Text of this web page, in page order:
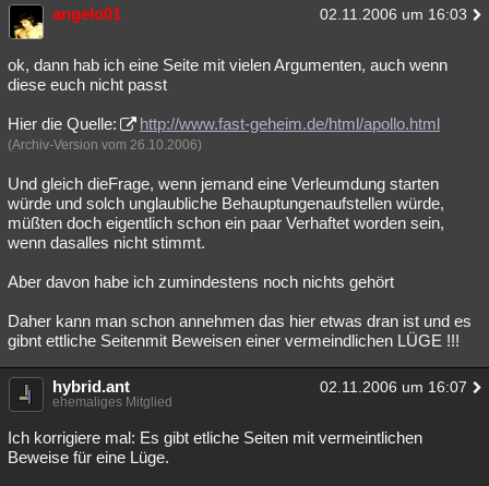
angelo01 02.11.2006 um 16:03
ok, dann hab ich eine Seite mit vielen Argumenten, auch wenn
diese euch nicht passt
Hier die Quelle: http://www.fast-geheim.de/html/apollo.html
(Archiv-Version vom 26.10.2006)
Und gleich dieFrage, wenn jemand eine Verleumdung starten
würde und solch unglaubliche Behauptungenaufstellen würde,
müßten doch eigentlich schon ein paar Verhaftet worden sein,
wenn dasalles nicht stimmt.
Aber davon habe ich zumindestens noch nichts gehört
Daher kann man schon annehmen das hier etwas dran ist und es
gibnt ettliche Seitenmit Beweisen einer vermeindlichen LÜGE !!!
hybrid.ant 02.11.2006 um 16:07
ehemaliges Mitglied
Ich korrigiere mal: Es gibt etliche Seiten mit vermeintlichen
Beweise für eine Lüge.